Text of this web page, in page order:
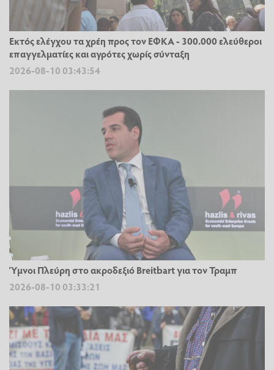
Εκτός ελέγχου τα χρέη προς τον ΕΦΚΑ - 300.000 ελεύθεροι
επαγγελματίες και αγρότες χωρίς σύνταξη
2026-08-10 03:43:54
Ύμνοι Πλεύρη στο ακροδεξιό Breitbart για τον Τραμπ
2026-08-10 03:33:21